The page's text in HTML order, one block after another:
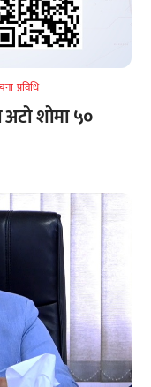
प्रविधि
अटो शोमा ५०